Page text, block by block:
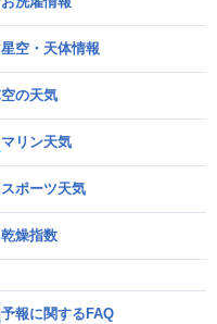
星空・天体情報
空の天気
マリン天気
スポーツ天気
乾燥指数
予報に関するFAQ